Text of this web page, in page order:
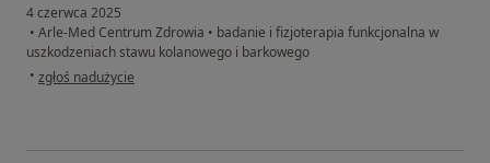
4 czerwca 2025
• Arle-Med Centrum Zdrowia • badanie i fizjoterapia funkcjonalna w
uszkodzeniach stawu kolanowego i barkowego
• w opinii użytkownika Anna
zgłoś nadużycie